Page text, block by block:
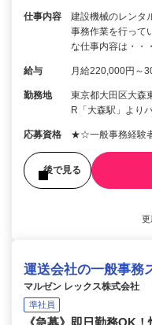
仕事内容
建設機械のレンタ
事務作業を行って
な仕事内容は・・
給与 月給220,000円～
勤務地
東京都大田区大森
R「大森駅」より
応募資格 ★☆一般事務経験
後で見る
運送会社の一般事務
マルゼン レックス株式会社
準社員
《急募》即日勤務OK